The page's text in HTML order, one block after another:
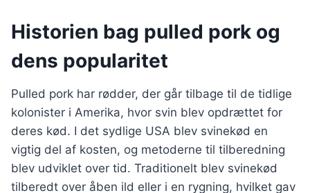
Historien bag pulled pork og
dens popularitet
Pulled pork har rødder, der går tilbage til de tidlige
kolonister i Amerika, hvor svin blev opdrættet for
deres kød. I det sydlige USA blev svinekød en
vigtig del af kosten, og metoderne til tilberedning
blev udviklet over tid. Traditionelt blev svinekød
tilberedt over åben ild eller i en rygning, hvilket gav